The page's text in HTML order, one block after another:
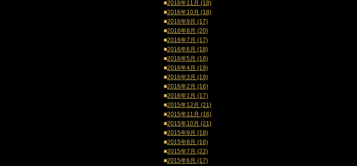
■2016年11月 (18)
■2016年10月 (18)
■2016年9月 (17)
■2016年8月 (20)
■2016年7月 (17)
■2016年6月 (18)
■2016年5月 (18)
■2016年4月 (19)
■2016年3月 (19)
■2016年2月 (16)
■2016年1月 (17)
■2015年12月 (21)
■2015年11月 (16)
■2015年10月 (21)
■2015年9月 (18)
■2015年8月 (16)
■2015年7月 (22)
■2015年6月 (17)